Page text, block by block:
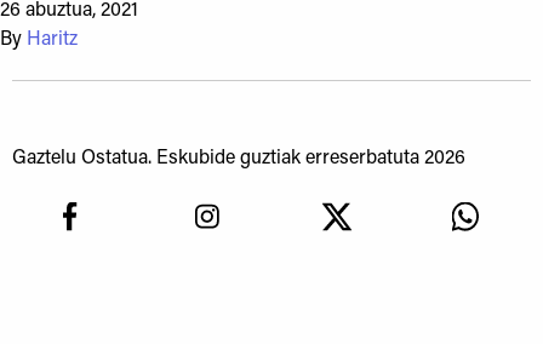
26 abuztua, 2021
By Haritz
Gaztelu Ostatua. Eskubide guztiak erreserbatuta 2026